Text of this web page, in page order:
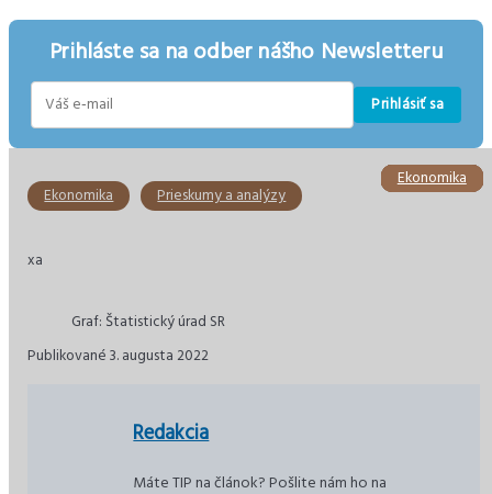
Prihláste sa na odber nášho Newsletteru
Prihlásiť sa
Ekonomika Prieskumy a analýzy
xa
Graf: Štatistický úrad SR
Publikované 3. augusta 2022
Redakcia
Máte TIP na článok? Pošlite nám ho na
Ekonomika
Ekonomika
Ekonomika
Ekonomika
Ekonomika
Ekonomika